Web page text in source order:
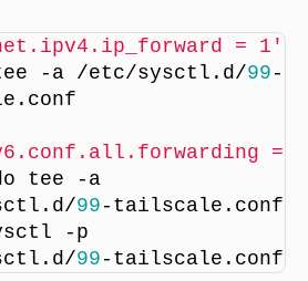
= 1'
-a /etc/sysctl.d/99 -
=
tee -a
99 -tailscale.conf
-p
99 -tailscale.conf